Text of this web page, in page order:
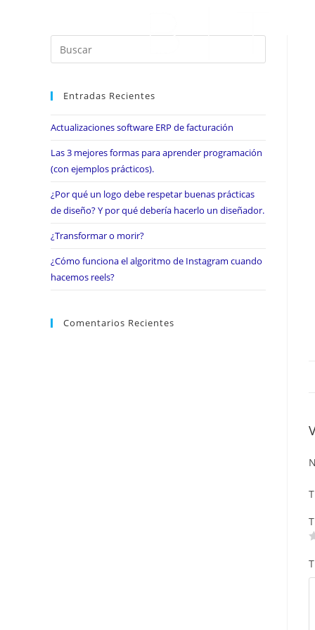
Entradas Recientes
Actualizaciones software ERP de facturación
Las 3 mejores formas para aprender programación
(con ejemplos prácticos).
¿Por qué un logo debe respetar buenas prácticas
de diseño? Y por qué debería hacerlo un diseñador.
¿Transformar o morir?
¿Cómo funciona el algoritmo de Instagram cuando
hacemos reels?
Comentarios Recientes